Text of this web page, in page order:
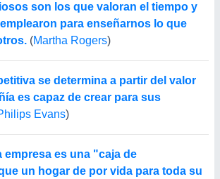
son los que valoran el tiempo y
para enseñarnos lo que
(Martha Rogers)
se determina a partir del valor
es capaz de crear para sus
Evans)
empresa es una "caja de
un hogar de por vida para toda su